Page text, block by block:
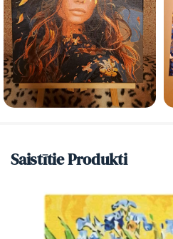
Saistītie Produkti